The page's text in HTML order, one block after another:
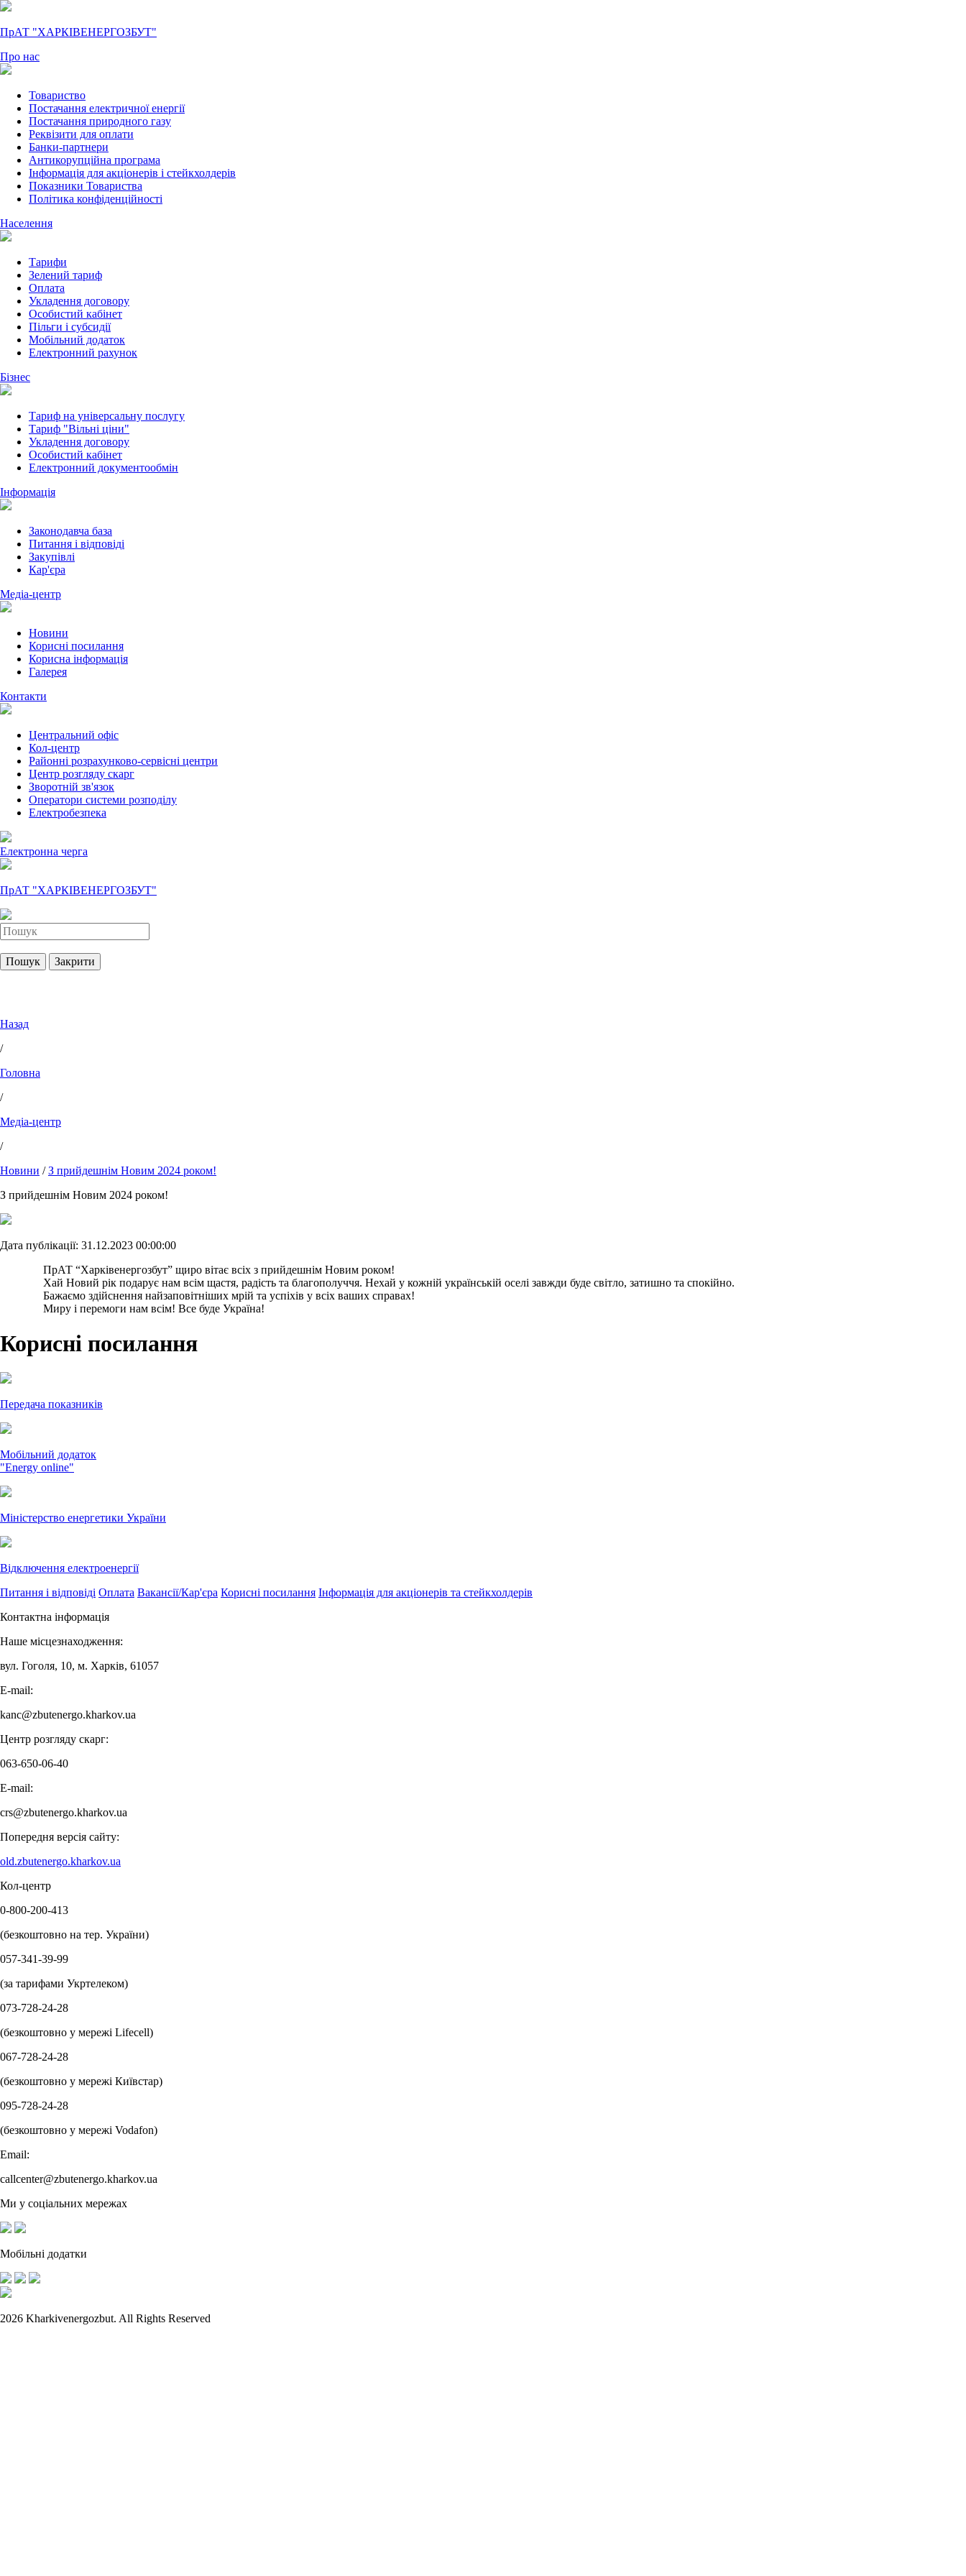
ПрАТ "ХАРКІВЕНЕРГОЗБУТ"
Про нас
Товариство
Постачання електричної енергії
Постачання природного газу
Реквізити для оплати
Банки-партнери
Антикорупційна програма
Інформація для акціонерів і стейкхолдерів
Показники Товариства
Політика конфіденційності
Населення
Тарифи
Зелений тариф
Оплата
Укладення договору
Особистий кабінет
Пільги і субсидії
Мобільний додаток
Електронний рахунок
Бізнес
Тариф на універсальну послугу
Тариф "Вільні ціни"
Укладення договору
Особистий кабінет
Електронний документообмін
Інформація
Законодавча база
Питання і відповіді
Закупівлі
Кар'єра
Медіа-центр
Новини
Корисні посилання
Корисна інформація
Галерея
Контакти
Центральний офіс
Кол-центр
Районні розрахунково-сервісні центри
Центр розгляду скарг
Зворотній зв'язок
Оператори системи розподілу
Електробезпека
Електронна черга
ПрАТ "ХАРКІВЕНЕРГОЗБУТ"
Пошук Закрити
Назад
/
Головна
/
Медіа-центр
/
Новини /З прийдешнім Новим 2024 роком!
З прийдешнім Новим 2024 роком!
Дата публікації: 31.12.2023 00:00:00
ПрАТ “Харківенергозбут” щиро вітає всіх з прийдешнім Новим роком!
Хай Новий рік подарує нам всім щастя, радість та благополуччя. Нехай у кожній українській оселі завжди буде світло, затишно та спокійно.
Бажаємо здійснення найзаповітніших мрій та успіхів у всіх ваших справах!
Миру і перемоги нам всім! Все буде Україна!
Корисні посилання
Передача показників
Мобільний додаток
"Energy online"
Міністерство енергетики України
Відключення електроенергії
Питання і відповіді Оплата Вакансії/Кар'єра Корисні посилання Інформація для акціонерів та стейкхолдерів
Контактна інформація
Наше місцезнаходження:
вул. Гоголя, 10, м. Харків, 61057
E-mail:
kanc@zbutenergo.kharkov.ua
Центр розгляду скарг:
063-650-06-40
E-mail:
crs@zbutenergo.kharkov.ua
Попередня версія сайту:
old.zbutenergo.kharkov.ua
Кол-центр
0-800-200-413
(безкоштовно на тер. України)
057-341-39-99
(за тарифами Укртелеком)
073-728-24-28
(безкоштовно у мережі Lifecell)
067-728-24-28
(безкоштовно у мережі Київстар)
095-728-24-28
(безкоштовно у мережі Vodafon)
Email:
callcenter@zbutenergo.kharkov.ua
Ми у соціальних мережах
Мобільні додатки
2026 Kharkivenergozbut. All Rights Reserved